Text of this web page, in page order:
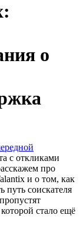
о
с откликами
про
и о том, как
путь соискателя
стало ещё